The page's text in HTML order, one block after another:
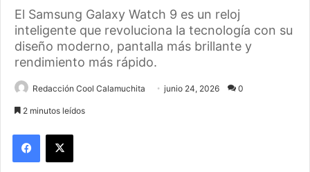
El Samsung Galaxy Watch 9 es un reloj
inteligente que revoluciona la tecnología con su
diseño moderno, pantalla más brillante y
rendimiento más rápido.
Redacción Cool Calamuchita junio 24, 2026 0
2 minutos leídos
Facebook
X